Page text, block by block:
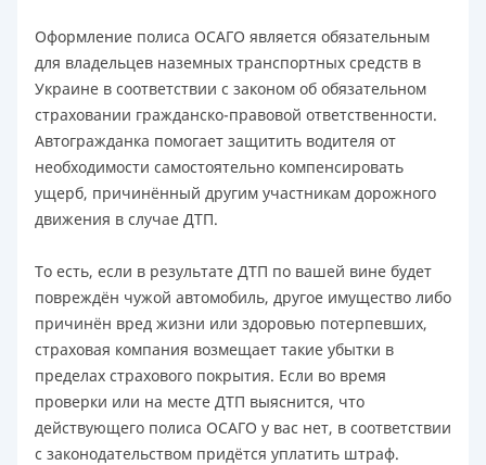
Оформление полиса ОСАГО является обязательным
для владельцев наземных транспортных средств в
Украине в соответствии с законом об обязательном
страховании гражданско-правовой ответственности.
Автогражданка помогает защитить водителя от
необходимости самостоятельно компенсировать
ущерб, причинённый другим участникам дорожного
движения в случае ДТП.
То есть, если в результате ДТП по вашей вине будет
повреждён чужой автомобиль, другое имущество либо
причинён вред жизни или здоровью потерпевших,
страховая компания возмещает такие убытки в
пределах страхового покрытия. Если во время
проверки или на месте ДТП выяснится, что
действующего полиса ОСАГО у вас нет, в соответствии
с законодательством придётся уплатить штраф.